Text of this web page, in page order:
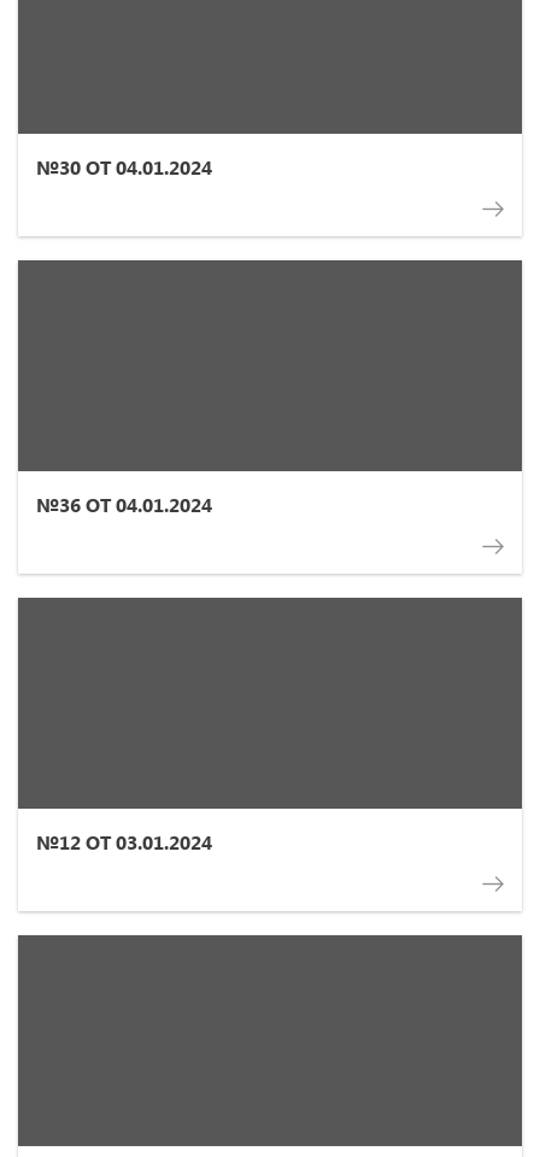
№30 ОТ 04.01.2024
№36 ОТ 04.01.2024
№12 ОТ 03.01.2024